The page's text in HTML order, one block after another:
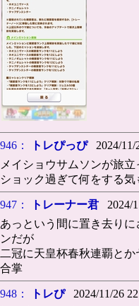
946： トレぴっぴ2024/11/
メイショウサムソンが旅
ショック過ぎて何をする気
947： トレーナー君 2024/
あっという間に置き去り
ンだが
二冠に天皇杯春秋連覇と
合掌
948： トレぴ2024/11/26